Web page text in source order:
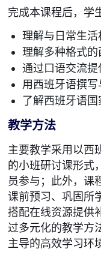
完成本课程后，学
理解与日常生活
理解多种格式的
通过口语交流提
用西班牙语撰写
了解西班牙语国
教学方法
主要教学采用以西
的小班研讨课形式
员参与；此外，课
课前预习、巩固所
搭配在线资源提供
过多元化的教学方
主导的高效学习环